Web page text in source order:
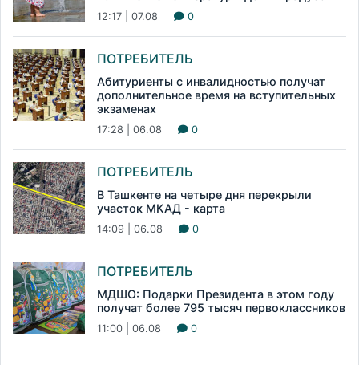
12:17 | 07.08 0
ПОТРЕБИТЕЛЬ
Абитуриенты с инвалидностью получат
дополнительное время на вступительных
экзаменах
17:28 | 06.08 0
ПОТРЕБИТЕЛЬ
В Ташкенте на четыре дня перекрыли
участок МКАД - карта
14:09 | 06.08 0
ПОТРЕБИТЕЛЬ
МДШО: Подарки Президента в этом году
получат более 795 тысяч первоклассников
11:00 | 06.08 0